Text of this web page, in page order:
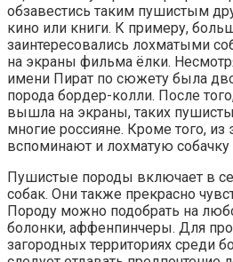
обзавестись таким пушистым
кино или книги. К примеру,
заинтересовались лохматыми
на экраны фильма ёлки.
имени Пират по сюжету была
порода бордер-колли. После
вышла на экраны, таких
многие россияне. Кроме того,
вспоминают и лохматую собачку
Пушистые породы включает в
собак. Они также прекрасно
Породу можно подобрать на
болонки, аффенпинчеры. Для
загородных территориях среди